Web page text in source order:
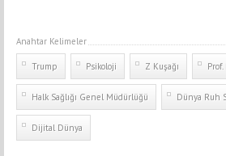
Anahtar Kelimeler
Trump Psikoloji Z Kuşağı
Halk Sağlığı Genel Müdürlüğü Dünya Ruh
Dijital Dünya